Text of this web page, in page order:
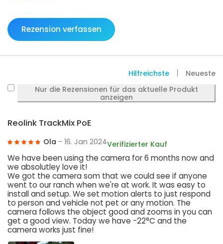
Rezension verfassen
Hilfreichste
Neueste
Nur die Rezensionen für das aktuelle Produkt
anzeigen
Reolink TrackMix PoE
Ola - 16. Jan 2024Verifizierter Kauf
We have been using the camera for 6 months now and
we absolutley love it!
We got the camera som that we could see if anyone
went to our ranch when we're at work. It was easy to
install and setup. We set motion alerts to just respond
to person and vehicle not pet or any motion. The
camera follows the object good and zooms in you can
get a good view. Today we have -22°C and the
camera works just fine!